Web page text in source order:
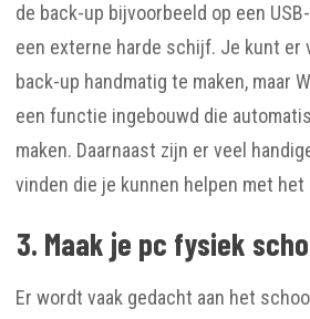
de back-up bijvoorbeeld op een
een externe harde schijf. Je kunt er
back-up handmatig te maken, maar
een functie ingebouwd die
maken. Daarnaast zijn er veel
vinden die je kunnen helpen met het
3. Maak je pc fysiek
Er wordt vaak gedacht aan het